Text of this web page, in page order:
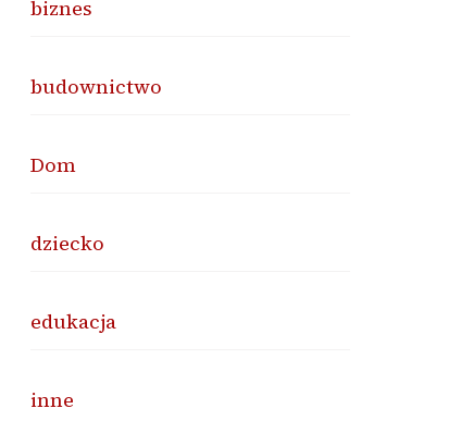
biznes
budownictwo
Dom
dziecko
edukacja
inne